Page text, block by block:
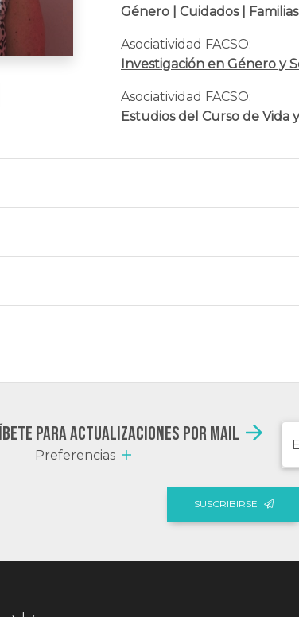
Género | Cuidados | Familias
Asociatividad FACSO:
Investigación en Género y
Asociatividad FACSO:
Estudios del Curso de Vida
para actualizaciones por mail
Preferencias
SUSCRIBIRSE